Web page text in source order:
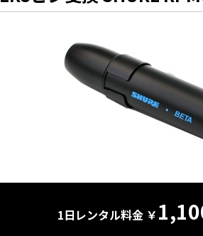
1日レンタル料金 ￥